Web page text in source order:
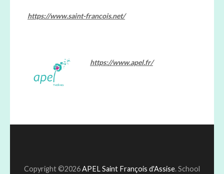
https://www.saint-francois.net/
https://www.apel.fr/
Copyright ©2026APEL Saint François d'Assise.School